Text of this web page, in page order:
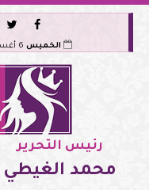


الخميس
رئيس التحرير
محمد الغيطي